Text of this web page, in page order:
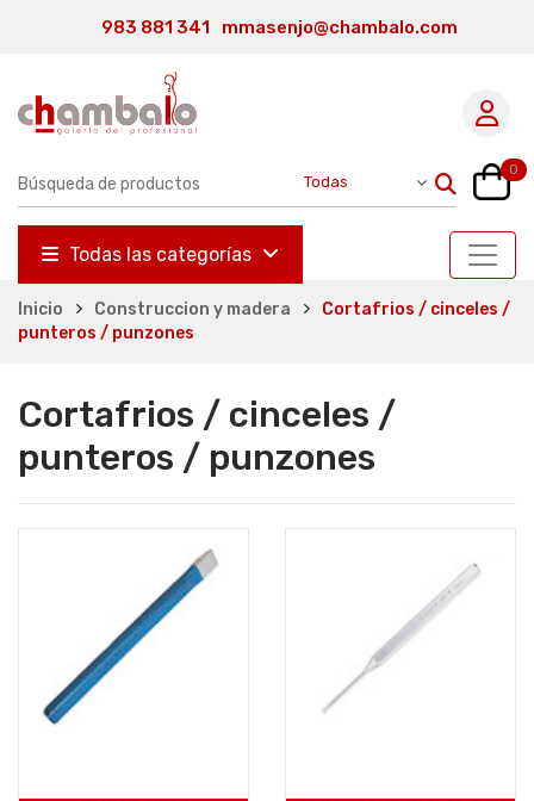
983 881 341 mmasenjo@chambalo.com
0
Todas las categorías
Inicio Construccion y madera
Cortafrios / cinceles /
punteros / punzones
Cortafrios / cinceles /
punteros / punzones